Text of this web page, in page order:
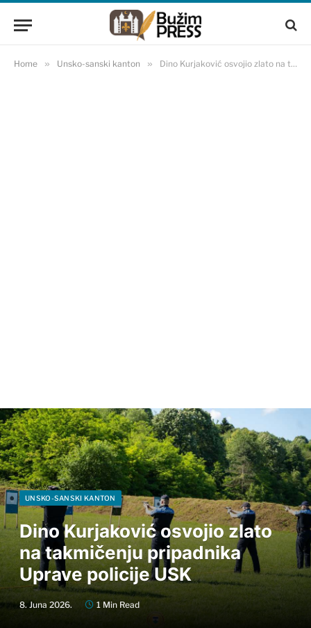
Home » Unsko-sanski kanton » Dino Kurjaković osvojio zlato na takmičenju pripadnika Uprave policije USK
UNSKO-SANSKI KANTON
Dino Kurjaković osvojio zlato
na takmičenju pripadnika
Uprave policije USK
8. Juna 2026. 1 Min Read